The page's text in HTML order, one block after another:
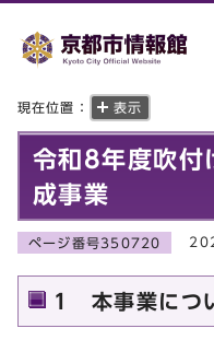
現在位置： 表示
令和8年度吹付
成事業
ページ番号350720
1 本事業につ